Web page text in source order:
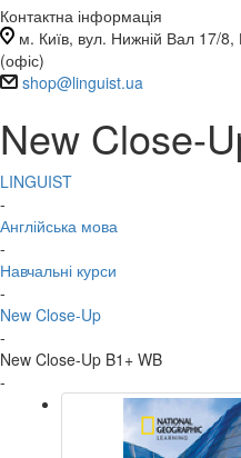
Контактна інформація
м. Київ, вул. Нижній Вал 17/
(офіс)
shop@linguist.ua
New Close-
LINGUIST
-
Англійська мова
-
Навчальні курси
-
New Close-Up
-
New Close-Up B1+ WB
-